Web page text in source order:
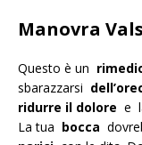
Manovra
Questo è un
sbarazzarsi
ridurre il dolore e
La tua bocca